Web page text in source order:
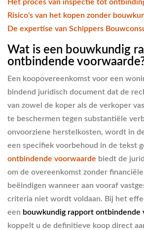
Het proces van inspectie tot
Risico's van het kopen zonder
De expertise van Schippers
Wat is een bouwkundig
ontbindende
Een koopovereenkomst voor een
bindend juridisch document dat de
van zowel de koper als de verkoper
te beschermen tegen substantiële
onvoorziene herstelkosten, wordt in
een specifiek voorbehoud in de tekst
ontbindende voorwaarde biedt de
om de overeenkomst zonder
beëindigen wanneer aan vooraf
criteria niet wordt voldaan. Bij het
een bouwkundig rapport ontbindende
koppelt u de definitieve koop direct